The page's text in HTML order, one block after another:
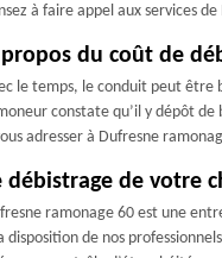
à faire appel aux services
du coût de
le temps, le conduit peut être
constate qu’il y dépôt
adresser à Dufresne
débistrage de votre
ramonage 60 est une
disposition de nos